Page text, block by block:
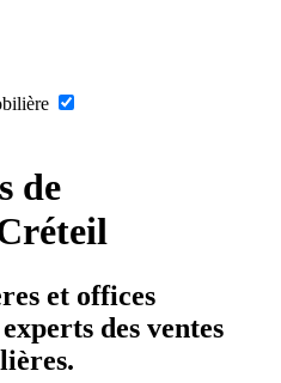
de
et offices
des ventes